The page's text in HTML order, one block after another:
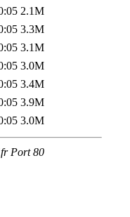
2.1M
3.3M
3.1M
3.0M
3.4M
3.9M
3.0M
Port 80